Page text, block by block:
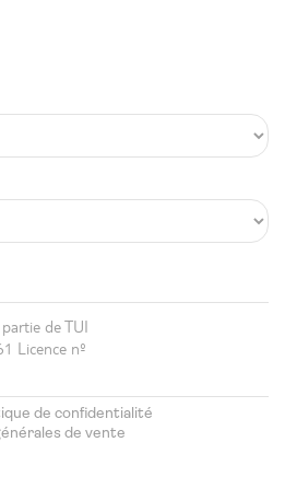
de TUI
Licence nº
de confidentialité
de vente